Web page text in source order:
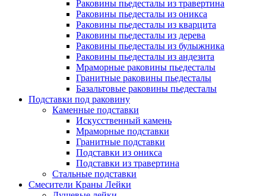
Раковины пьедесталы из травертина
Раковины пьедесталы из оникса
Раковины пьедесталы из кварцита
Раковины пьедесталы из дерева
Раковины пьедесталы из булыжника
Раковины пьедесталы из андезита
Мраморные раковины пьедесталы
Гранитные раковины пьедесталы
Базальтовые раковины пьедесталы
Подставки под раковину
Каменные подставки
Искусственный камень
Мраморные подставки
Гранитные подставки
Подставки из оникса
Подставки из травертина
Стальные подставки
Смесители Краны Лейки